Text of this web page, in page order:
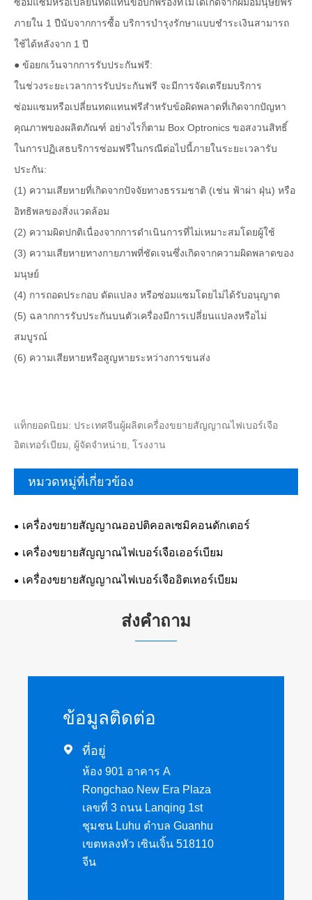
ซ่อมแซมหรือเปลี่ยนทดแทนข้อบกพร่องที่ไม่ได้เกิดจากฝีมือมนุษย์ฟรี
ภายใน 1 ปีนับจากการซื้อ บริการบำรุงรักษาแบบชำระเงินสามารถ
ใช้ได้หลังจาก 1 ปี
● ข้อยกเว้นจากการรับประกันฟรี:
ในช่วงระยะเวลาการรับประกันฟรี จะมีการจัดเตรียมบริการ
ซ่อมแซมหรือเปลี่ยนทดแทนฟรีสำหรับข้อผิดพลาดที่เกิดจากปัญหา
คุณภาพของผลิตภัณฑ์ อย่างไรก็ตาม Box Optronics ขอสงวนสิทธิ์
ในการปฏิเสธบริการซ่อมฟรีในกรณีต่อไปนี้ภายในระยะเวลารับ
ประกัน:
(1) ความเสียหายที่เกิดจากปัจจัยทางธรรมชาติ (เช่น ฟ้าผ่า ฝุ่น) หรือ
อิทธิพลของสิ่งแวดล้อม
(2) ความผิดปกติเนื่องจากการดำเนินการที่ไม่เหมาะสมโดยผู้ใช้
(3) ความเสียหายทางกายภาพที่ชัดเจนซึ่งเกิดจากความผิดพลาดของ
มนุษย์
(4) การถอดประกอบ ดัดแปลง หรือซ่อมแซมโดยไม่ได้รับอนุญาต
(5) ฉลากการรับประกันบนตัวเครื่องมีการเปลี่ยนแปลงหรือไม่
สมบูรณ์
(6) ความเสียหายหรือสูญหายระหว่างการขนส่ง
แท็กยอดนิยม: ประเทศจีนผู้ผลิตเครื่องขยายสัญญาณไฟเบอร์เจือ
อิตเทอร์เบียม, ผู้จัดจำหน่าย, โรงงาน
หมวดหมู่ที่เกี่ยวข้อง
เครื่องขยายสัญญาณออปติคอลเซมิคอนดักเตอร์
เครื่องขยายสัญญาณไฟเบอร์เจือเออร์เบียม
เครื่องขยายสัญญาณไฟเบอร์เจืออิตเทอร์เบียม
ส่งคำถาม
ข้อมูลติดต่อ
 ที่อยู่
ห้อง 901 อาคาร A
Rongchao New Era Plaza
เลขที่ 3 ถนน Lanqing 1st
ชุมชน Luhu ตำบล Guanhu
เขตหลงหัว เซินเจิ้น 518110
จีน